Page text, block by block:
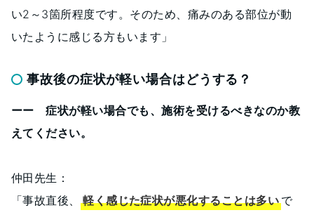
い2～3箇所程度です。そのため、痛みのある部位が動
いたように感じる方もいます」
事故後の症状が軽い場合はどうする？
ーー 症状が軽い場合でも、施術を受けるべきなのか教
えてください。
仲田先生：
「事故直後、
軽く感じた症状が悪化することは多いで